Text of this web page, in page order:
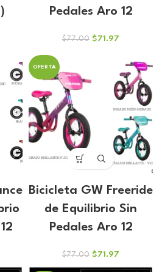
Pedales Aro 12
$77.00 El
$77.00.
$71.97
actual
es:
$71.97.
OFERTA
Bicicleta GW Freeride
de Equilibrio Sin
Pedales Aro 12
$77.00 El
precio
$71.97
precio